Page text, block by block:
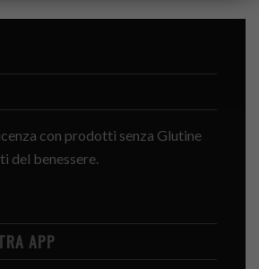
con prodotti senza Glutine
del benessere.
APP